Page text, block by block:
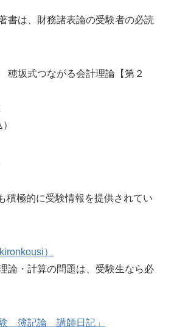
は、財務諸表論の受験者の必読
穂坂式つながる会計理論【第２
極的に受験情報を提供されてい
）
論・計算の問題は、受験生なら必
簿記論 講師日記」